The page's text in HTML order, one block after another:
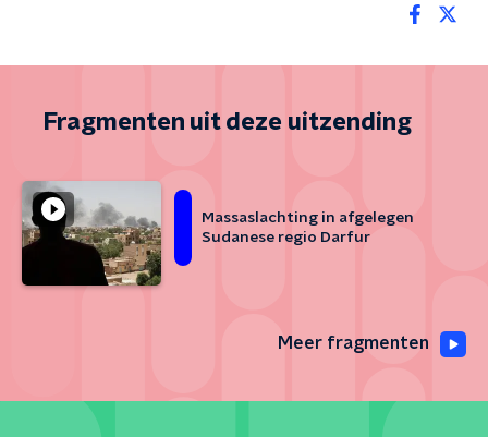
Fragmenten uit deze uitzending
Massaslachting in afgelegen
Sudanese regio Darfur
Meer fragmenten